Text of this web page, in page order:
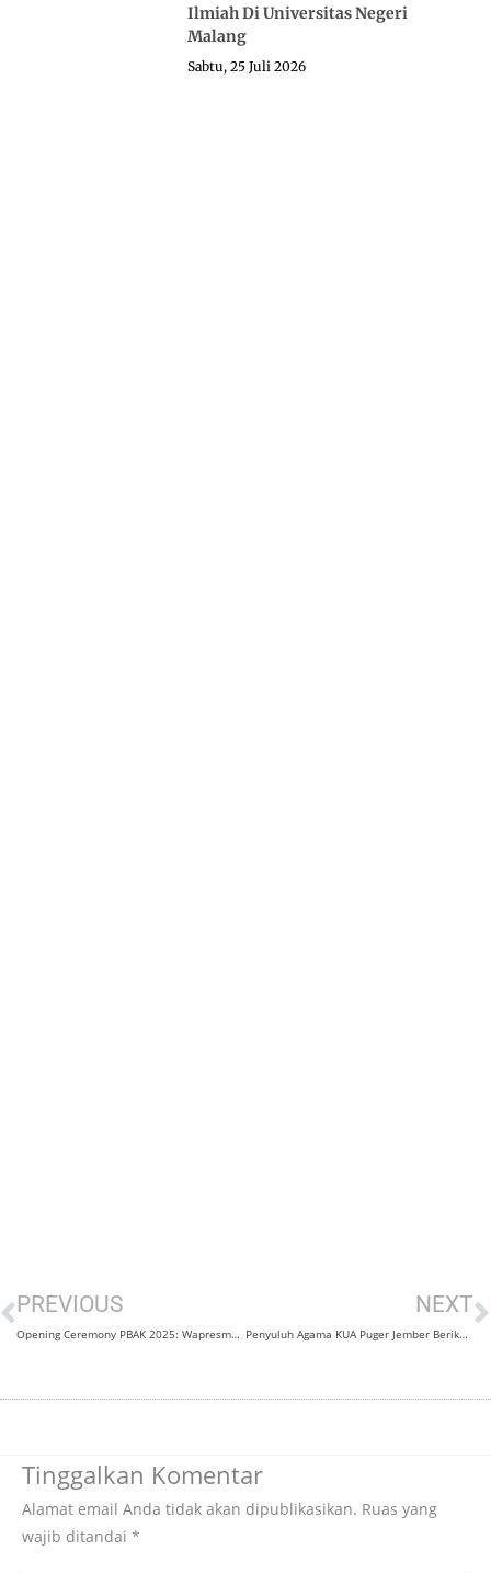
Ilmiah Di Universitas Negeri
Malang
Sabtu, 25 Juli 2026
Prev
PREVIOUS
Opening Ceremony PBAK 2025: Wapresma Ingatkan Esensi Menjadi Mahasiswa
NEXT
Penyuluh Agama KUA Puger Jember Berikan Materi Bimbingan Usia Nikah di STAI RAYA Mlokorejo
Tinggalkan Komentar
Alamat email Anda tidak akan dipublikasikan. Ruas yang
wajib ditandai *